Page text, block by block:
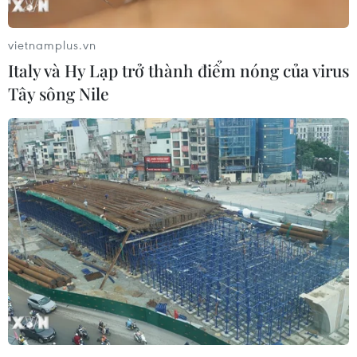
Bắt ổ nhóm đòi nợ thuê trên các ứng dụng
do người nước ngoài điều hành
03/03/2023 07:33
Các đối tượng thực hiện hành vi đòi nợ thuê qua các
ứng dụng trên mạng xã hội bằng cách cắt ghép hình
ảnh nhằm xúc phạm danh dự nhân phẩm, vu khống,
vietnamplus.vn
Italy và Hy Lạp trở thành điểm nóng của virus
Tây sông Nile